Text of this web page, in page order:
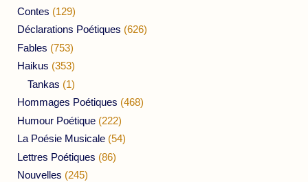
Contes (129)
Déclarations Poétiques (626)
Fables (753)
Haikus (353)
Tankas (1)
Hommages Poétiques (468)
Humour Poétique (222)
La Poésie Musicale (54)
Lettres Poétiques (86)
Nouvelles (245)